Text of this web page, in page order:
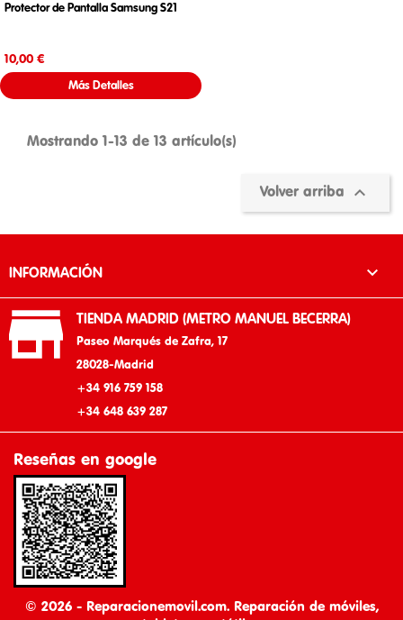
Protector de Pantalla Samsung S21
10,00 €
Más Detalles
Mostrando 1-13 de 13 artículo(s)
Volver arriba 
INFORMACIÓN 
 TIENDA MADRID (METRO MANUEL BECERRA)
Paseo Marqués de Zafra, 17
28028-Madrid
+34 916 759 158
+34 648 639 287
Reseñas en google
© 2026 - Reparacionemovil.com. Reparación de móviles,